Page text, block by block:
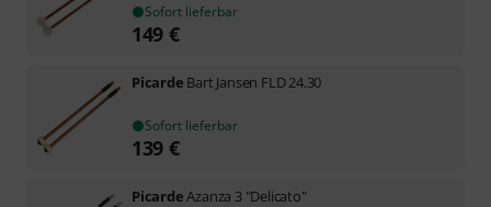
Sofort lieferbar
149 €
Picarde Bart Jansen FLD 24.30
Sofort lieferbar
139 €
PicardeAzanza 3 "Delicato"